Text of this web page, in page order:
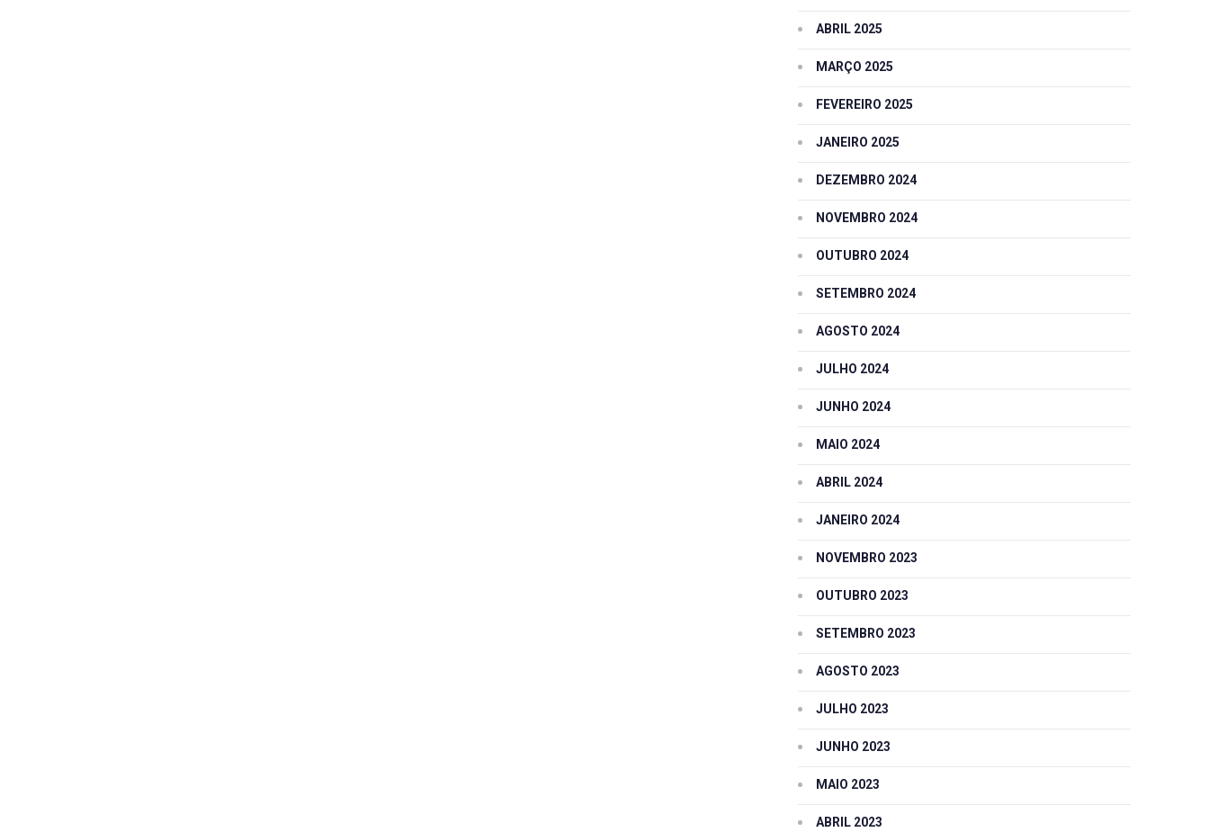
ABRIL 2025
MARÇO 2025
FEVEREIRO 2025
JANEIRO 2025
DEZEMBRO 2024
NOVEMBRO 2024
OUTUBRO 2024
SETEMBRO 2024
AGOSTO 2024
JULHO 2024
JUNHO 2024
MAIO 2024
ABRIL 2024
JANEIRO 2024
NOVEMBRO 2023
OUTUBRO 2023
SETEMBRO 2023
AGOSTO 2023
JULHO 2023
JUNHO 2023
MAIO 2023
ABRIL 2023